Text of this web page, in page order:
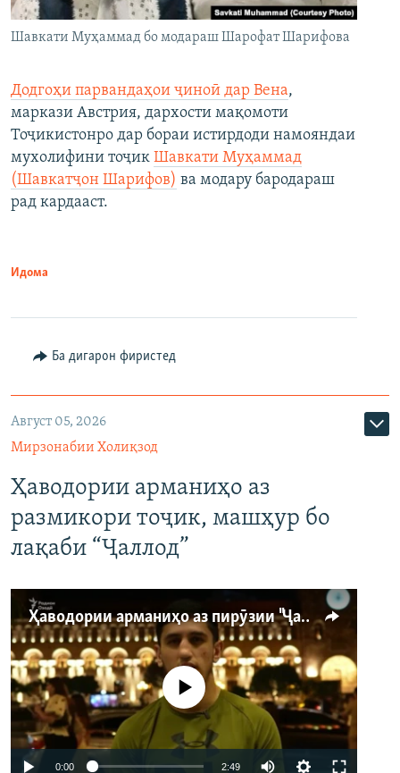
Шавкати Муҳаммад бо модараш Шарофат Шарифова
Додгоҳи парвандаҳои ҷиноӣ дар Вена,
маркази Австрия, дархости мақомоти
Тоҷикистонро дар бораи истирдоди намояндаи
мухолифини тоҷик Шавкати Муҳаммад
(Шавкатҷон Шарифов) ва модару бародараш
рад кардааст.
Идома
Ба дигарон фиристед
Август 05, 2026
Мирзонабии Холиқзод
Ҳаводории арманиҳо аз
размикори тоҷик, машҳур бо
лақаби “Ҷаллод”
Ҳаводории арманиҳо аз пирӯзии "Ҷаллод"-и тоҷик
Феълан кор намекунад
0:00 2:49